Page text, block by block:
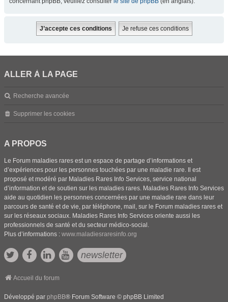
ALLER À LA PAGE
Recherche avancée
Supprimer les cookies
A PROPOS
Le Forum maladies rares est un espace de partage d’informations et
d’expériences pour les personnes touchées par une maladie rare. Il est
proposé et modéré par Maladies Rares Info Services, service national
d’information et de soutien sur les maladies rares. Maladies Rares Info Services
aide au quotidien les personnes concernées par une maladie rare dans leur
parcours de santé et de vie, par téléphone, mail, sur le Forum maladies rares et
sur les réseaux sociaux. Maladies Rares Info Services oriente aussi les
professionnels de santé et du secteur médico-social.
Plus d’informations : www.maladiesraresinfo.org
newsletter
Accueil du forum
Développé par phpBB® Forum Software © phpBB Limited